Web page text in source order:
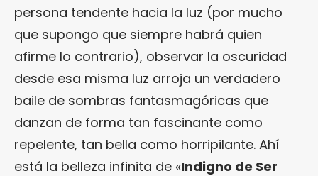
persona tendente hacia la luz (por mucho
que supongo que siempre habrá quien
afirme lo contrario), observar la oscuridad
desde esa misma luz arroja un verdadero
baile de sombras fantasmagóricas que
danzan de forma tan fascinante como
repelente, tan bella como horripilante. Ahí
está la belleza infinita de «Indigno de Ser